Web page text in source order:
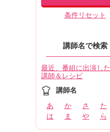
条件リセット
講師名で検索
最近、番組に出演した
講師＆レシピ
講師名
あ か さ た
は
ま や ら